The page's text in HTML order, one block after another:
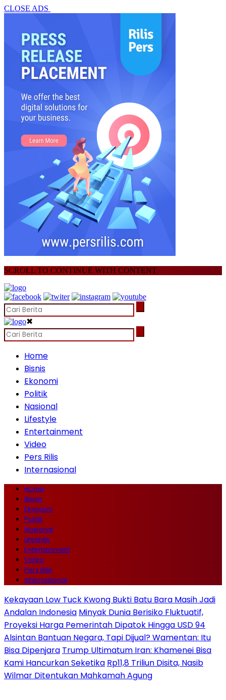
CLOSE ADS
SCROLL TO CONTINUE WITH CONTENT
✖
Home
Bisnis
Ekonomi
Politik
Nasional
Lifestyle
Entertainment
Video
Pers Rilis
Internasional
Home
Bisnis
Ekonomi
Politik
Nasional
Lifestyle
Entertainment
Video
Pers Rilis
Internasional
Kekayaan Low Tuck Kwong Bukti Batu Bara Masih Jadi
Andalan Indonesia Minyak Dunia Berisiko Fluktuatif,
Proyeksi Harga Pemerintah Dipatok Hingga USD 94
Alsintan Bantuan Negara, Tapi Dijual? Wamentan: Itu
Bisa Dipenjara Trump Ultimatum Iran: Khamenei Bisa
Kami Hancurkan Seketika Rp11,8 Triliun Disita, Nasib
Wilmar Ditentukan Mahkamah Agung